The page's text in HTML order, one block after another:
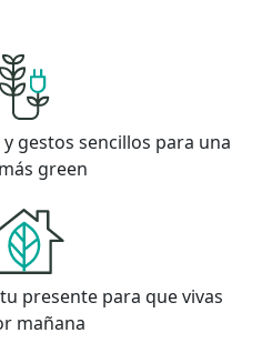
gestos sencillos para una
green
presente para que vivas
mañana